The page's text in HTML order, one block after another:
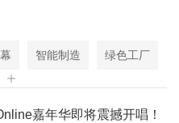
智能制造
绿色工厂
嘉年华即将震撼开唱！